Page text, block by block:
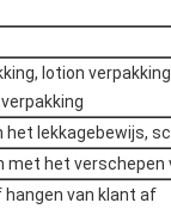
lotion
het lekkagebewijs,
met het verschepen
hangen van klant af